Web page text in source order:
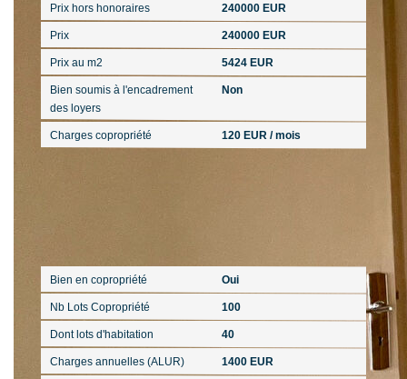
Prix hors honoraires 240000 EUR
Prix 240000 EUR
Prix au m2 5424 EUR
Bien soumis à l'encadrement
des loyers
Non
Charges copropriété 120 EUR / mois
Bien en copropriété Oui
Nb Lots Copropriété 100
Dont lots d'habitation 40
Charges annuelles (ALUR) 1400 EUR